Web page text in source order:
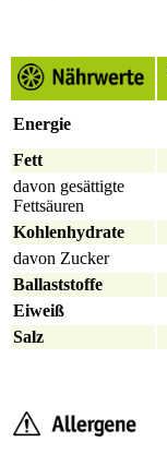
Energie
Fett
davon gesättigte
Fettsäuren
Kohlenhydrate
davon Zucker
Ballaststoffe
Eiweiß
Salz